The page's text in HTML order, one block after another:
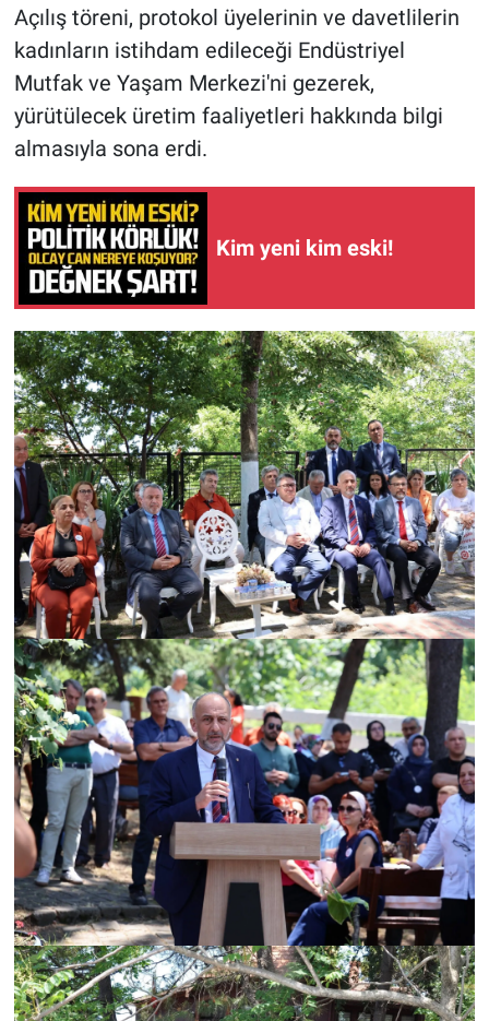
Açılış töreni, protokol üyelerinin ve davetlilerin
kadınların istihdam edileceği Endüstriyel
Mutfak ve Yaşam Merkezi'ni gezerek,
yürütülecek üretim faaliyetleri hakkında bilgi
almasıyla sona erdi.
Kim yeni kim eski!